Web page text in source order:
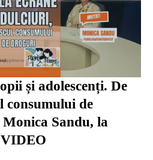
și adolescenți. De
consumului de
Sandu, la